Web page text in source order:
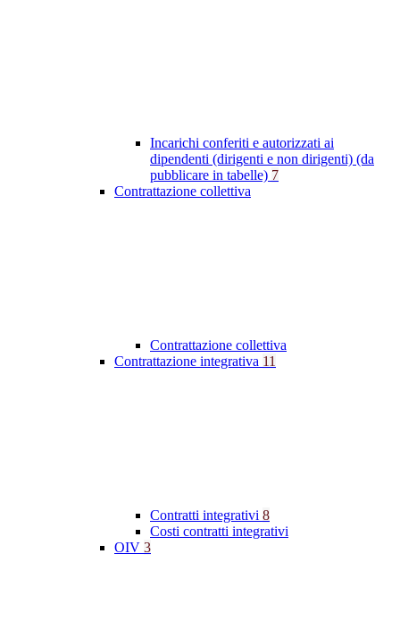
Incarichi conferiti e autorizzati ai
dipendenti (dirigenti e non dirigenti) (da
pubblicare in tabelle) 7
Contrattazione collettiva
Contrattazione collettiva
Contrattazione integrativa 11
Contratti integrativi 8
Costi contratti integrativi
OIV 3